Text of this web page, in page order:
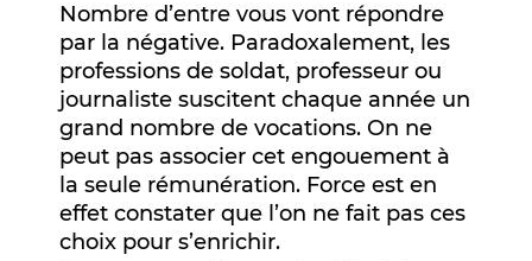
Nombre d’entre vous vont répondre
par la négative. Paradoxalement, les
professions de soldat, professeur ou
journaliste suscitent chaque année un
grand nombre de vocations. On ne
peut pas associer cet engouement à
la seule rémunération. Force est en
effet constater que l’on ne fait pas ces
choix pour s’enrichir.